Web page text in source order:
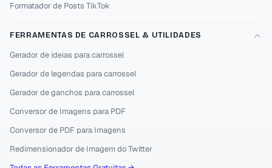
Formatador de Posts TikTok
FERRAMENTAS DE CARROSSEL & UTILIDADES
Gerador de ideias para carrossel
Gerador de legendas para carrossel
Gerador de ganchos para carrossel
Conversor de Imagens para PDF
Conversor de PDF para Imagens
Redimensionador de Imagem do Twitter